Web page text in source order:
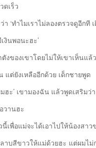
ดเร็ว
ทำไมเราไม่ลองตรวจดูอีกที เ
งินพอนะฮะ’
งของเขาโดยไม่ให้เขาเห็นแล้
แต่ยังเหลืออีกด้วย เด็กชายพูด
ฮะ’ เขามองฉัน แล้วพูดเสริมว่า
วานฮะ
เพื่อแม่จะได้เอาไปให้น้องสา
าบสีขาวให้แม่ด้วยฮะ แต่ผมไม่